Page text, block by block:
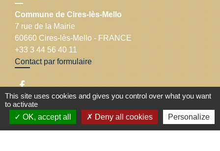
Commune de Cires-lès-Mello
7 rue de la Mairie
60660 Cires-lès-Mello - FRANCE
+33 3 44 56 40 11
Contact par formulaire
Liens
This site uses cookies and gives you control over what you want
to activate
OK, accept all
Deny all cookies Personalize